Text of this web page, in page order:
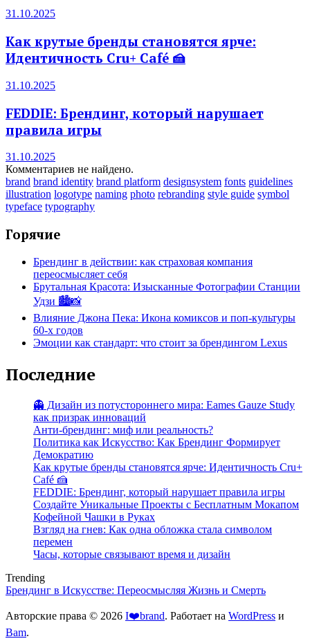
31.10.2025
Как крутые бренды становятся ярче:
Идентичность Cru+ Café 🍰
31.10.2025
FEDDIE: Брендинг, который нарушает
правила игры
31.10.2025
Комментариев не найдено.
brand brand identity brand platform designsystem fonts guidelines
illustration logotype naming photo rebranding style guide symbol
typeface typography
Горячие
Брендинг в действии: как страховая компания
переосмысляет себя
Брутальная Красота: Изысканные Фотографии Станции
Удзи 🏙️📸
Влияние Джона Пека: Икона комиксов и поп-культуры
60-х годов
Эмоции как стандарт: что стоит за брендингом Lexus
Последние
👻 Дизайн из потустороннего мира: Eames Gauze Study
как призрак инноваций
Анти-брендинг: миф или реальность?
Политика как Искусство: Как Брендинг Формирует
Демократию
Как крутые бренды становятся ярче: Идентичность Cru+
Café 🍰
FEDDIE: Брендинг, который нарушает правила игры
Создайте Уникальные Проекты с Бесплатным Мокапом
Кофейной Чашки в Руках
Взгляд на гнев: Как одна обложка стала символом
перемен
Часы, которые связывают время и дизайн
Trending
Брендинг в Искусстве: Переосмысляя Жизнь и Смерть
Авторские права © 2026 I❤️brand. Работает на WordPress и
Bam.